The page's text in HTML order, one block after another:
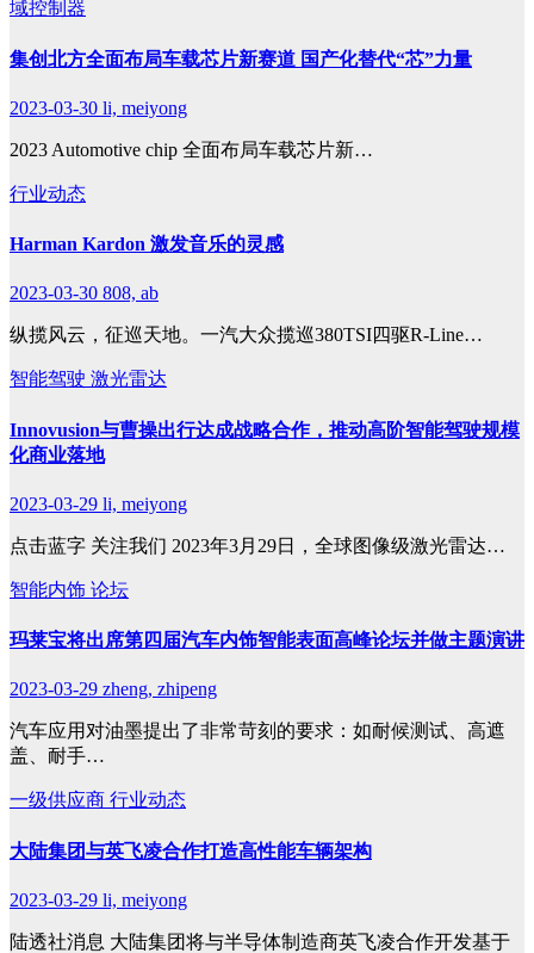
域控制器
集创北方全面布局车载芯片新赛道 国产化替代“芯”力量
2023-03-30 li, meiyong
2023 Automotive chip 全面布局车载芯片新…
行业动态
Harman Kardon 激发音乐的灵感
2023-03-30 808, ab
纵揽风云，征巡天地。一汽大众揽巡380TSI四驱R-Line…
智能驾驶 激光雷达
Innovusion与曹操出行达成战略合作，推动高阶智能驾驶规模
化商业落地
2023-03-29 li, meiyong
点击蓝字 关注我们 2023年3月29日，全球图像级激光雷达…
智能内饰 论坛
玛莱宝将出席第四届汽车内饰智能表面高峰论坛并做主题演讲
2023-03-29 zheng, zhipeng
汽车应用对油墨提出了非常苛刻的要求：如耐候测试、高遮
盖、耐手…
一级供应商 行业动态
大陆集团与英飞凌合作打造高性能车辆架构
2023-03-29 li, meiyong
陆透社消息 大陆集团将与半导体制造商英飞凌合作开发基于